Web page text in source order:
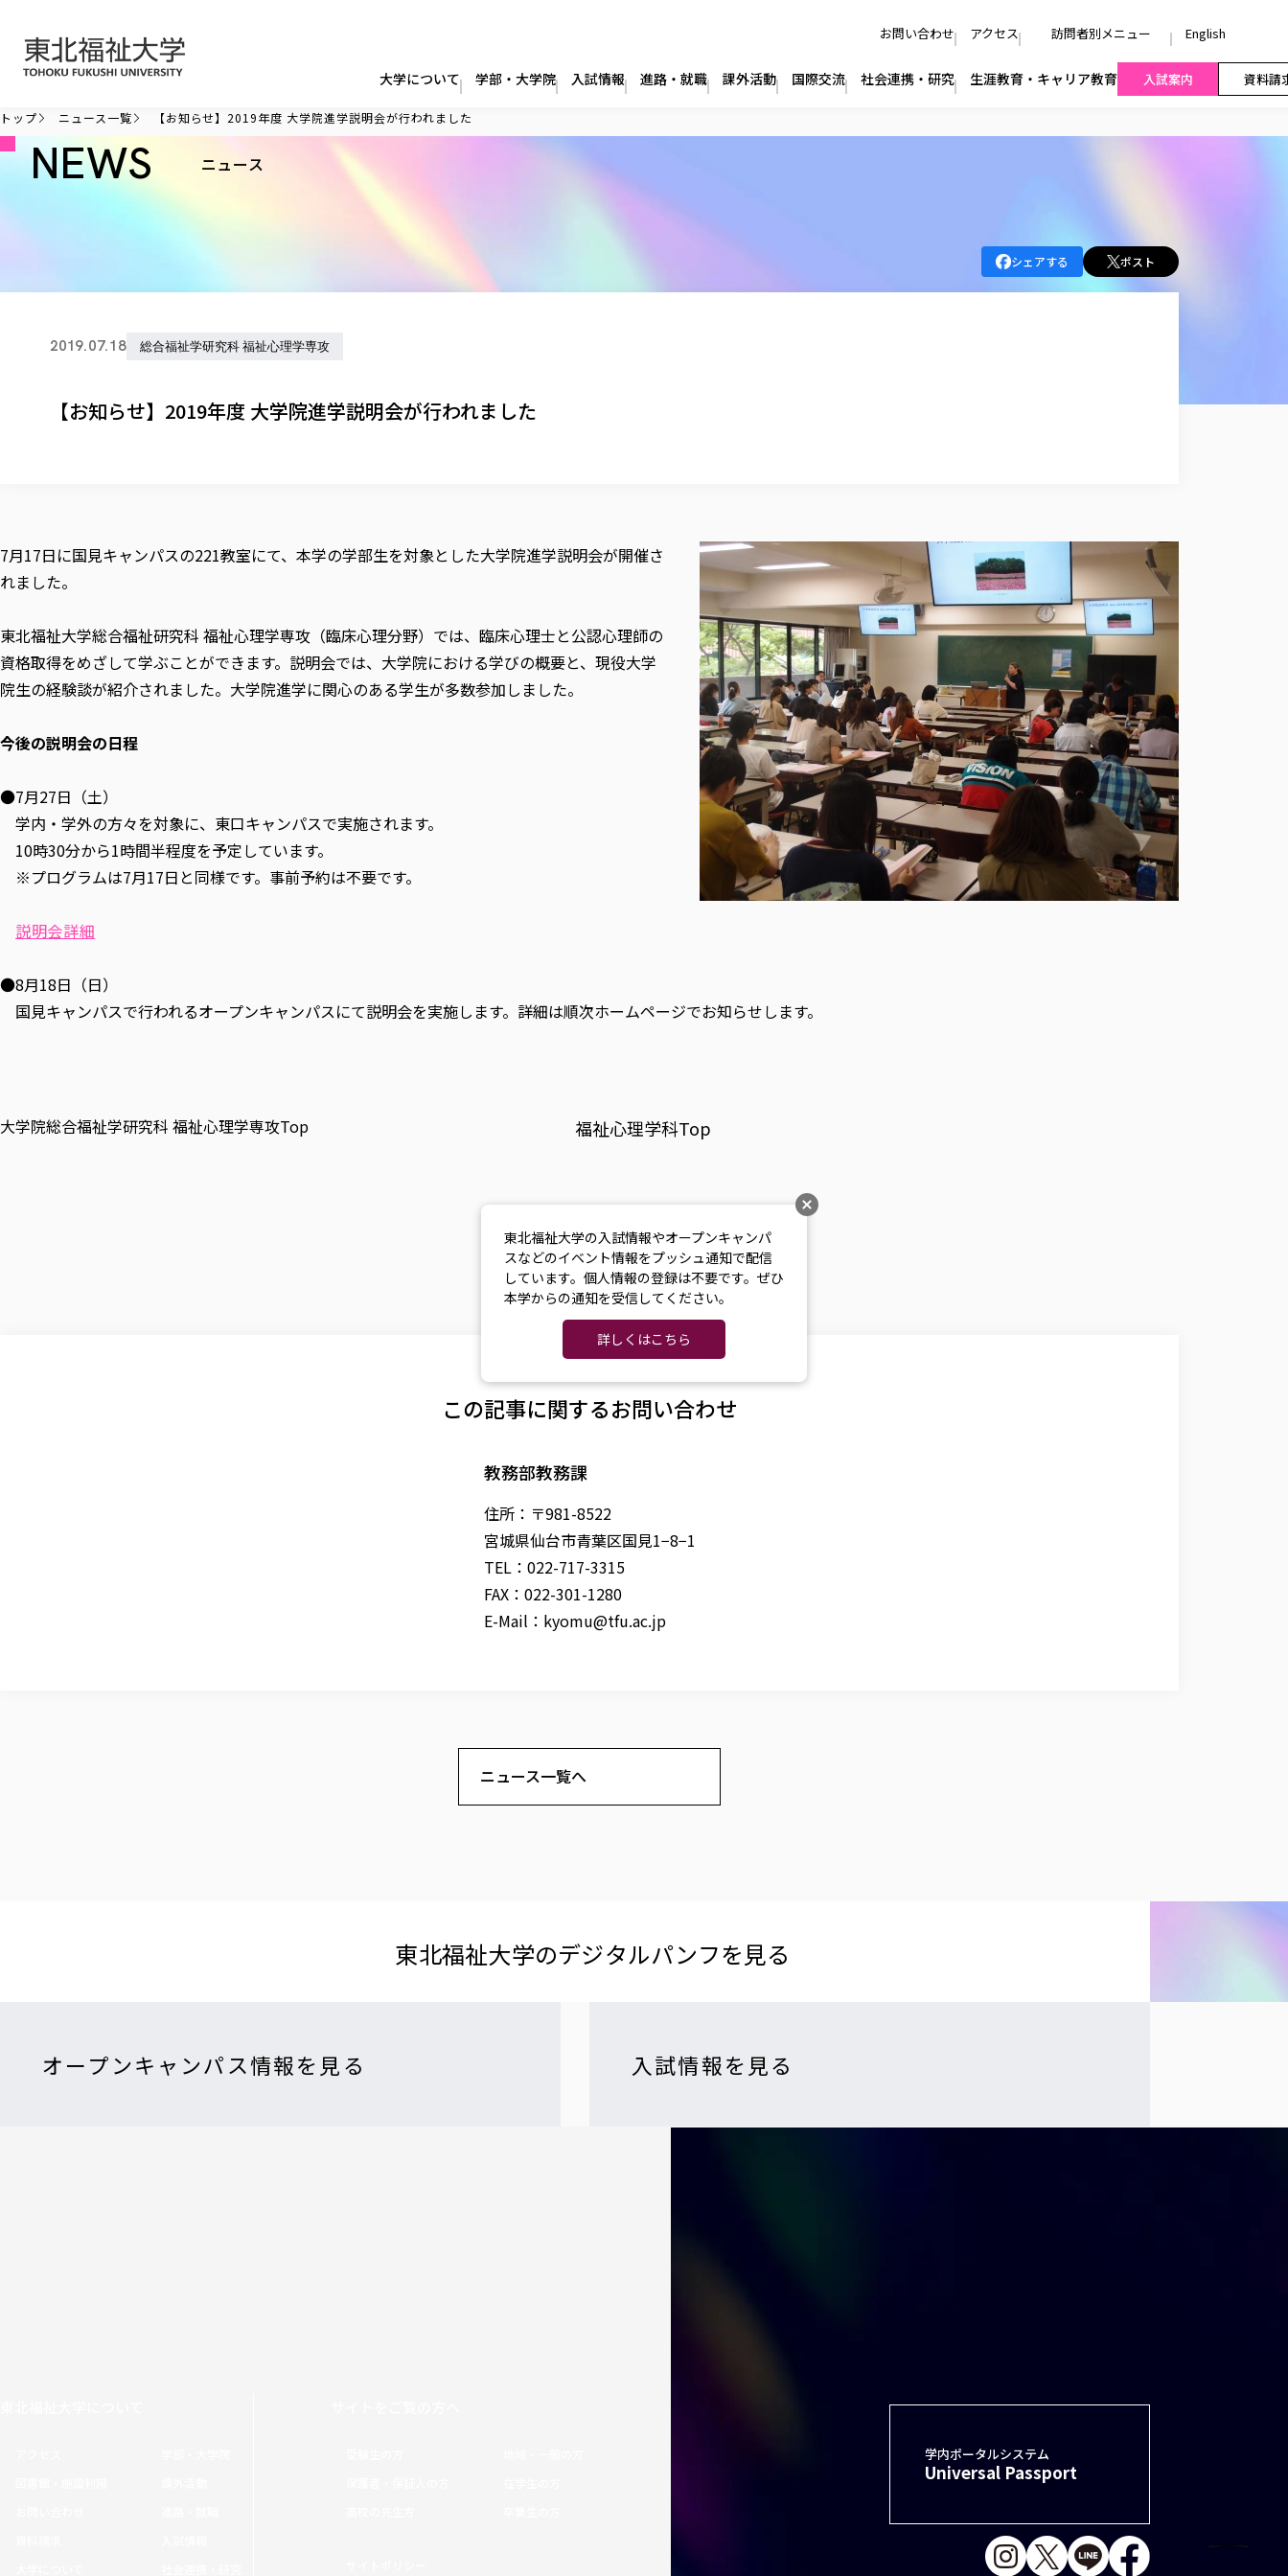
お問い合わせ アクセス 訪問者別メニュー English
大学について 学部・大学院 入試情報 進路・就職 課外活動 国際交流 社会連携・研究 生涯教育・キャリア教育 入試案内 資料請
トップ ニュース一覧 【お知らせ】2019年度 大学院進学説明会が行われました
NEWS ニュース
シェアする ポスト
2019.07.18 総合福祉学研究科 福祉心理学専攻
【お知らせ】2019年度 大学院進学説明会が行われました
7月17日に国見キャンパスの221教室にて、本学の学部生を対象とした大学院進学説明会が開催さ
れました。
東北福祉大学総合福祉研究科 福祉心理学専攻（臨床心理分野）では、臨床心理士と公認心理師の
資格取得をめざして学ぶことができます。説明会では、大学院における学びの概要と、現役大学
院生の経験談が紹介されました。大学院進学に関心のある学生が多数参加しました。
今後の説明会の日程
●7月27日（土）
学内・学外の方々を対象に、東口キャンパスで実施されます。
10時30分から1時間半程度を予定しています。
※プログラムは7月17日と同様です。事前予約は不要です。
説明会詳細
●8月18日（日）
国見キャンパスで行われるオープンキャンパスにて説明会を実施します。詳細は順次ホームページでお知らせします。
大学院総合福祉学研究科 福祉心理学専攻Top 福祉心理学科Top
この記事に関するお問い合わせ
教務部教務課
住所：〒981-8522
宮城県仙台市青葉区国見1−8−1
TEL：022-717-3315
FAX：022-301-1280
E-Mail： kyomu@tfu.ac.jp
ニュース一覧へ
東北福祉大学の​デジタルパンフを​見る​
オープンキャンパス情報を見る 入試情報を見る
学内ポータルシステム
Universal Passport
東北福祉大学の入試情報やオープンキャンパ
スなどのイベント情報をプッシュ通知で配信
しています。個人情報の登録は不要です。ぜひ
本学からの通知を受信してください。
詳しくはこちら